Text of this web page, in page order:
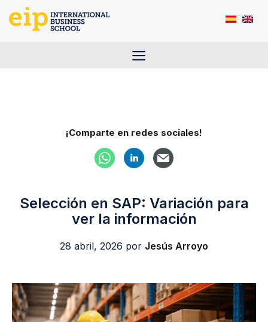
Saltar
Menú
¡Comparte en redes sociales!
Selección en SAP: Variación para
ver la información
28 abril, 2026 por Jesús Arroyo